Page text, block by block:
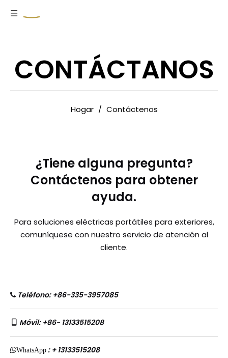
CONTÁCTANOS
Hogar / Contáctenos
¿Tiene alguna pregunta?
Contáctenos para obtener
ayuda.
Para soluciones eléctricas portátiles para exteriores,
comuníquese con nuestro servicio de atención al
cliente.
 Teléfono: +86-335-3957085
 Móvil: +86- 13133515208
WhatsApp : + 13133515208